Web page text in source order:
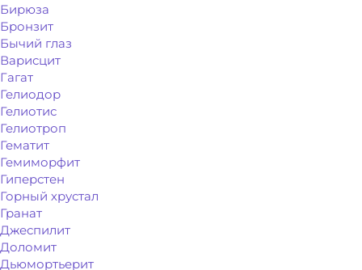
Бирюза
Бронзит
Бычий глаз
Варисцит
Гагат
Гелиодор
Гелиотис
Гелиотроп
Гематит
Гемиморфит
Гиперстен
Горный хрустал
Гранат
Джеспилит
Доломит
Дьюмортьерит